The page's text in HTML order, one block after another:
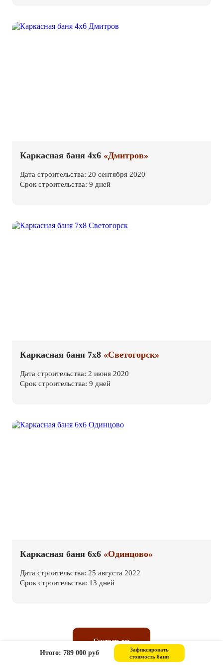
Итого: 789 000 руб
Зафиксировать
стоимость бани
Каркасная баня 4х6 «Дмитров»
Дата строительства: 20 сентября 2020
Срок строительства: 9 дней
Каркасная баня 7х8 «Светогорск»
Дата строительства: 2 июня 2020
Срок строительства: 9 дней
Каркасная баня 6х6 «Одинцово»
Дата строительства: 25 августа 2022
Срок строительства: 13 дней
Смотреть все